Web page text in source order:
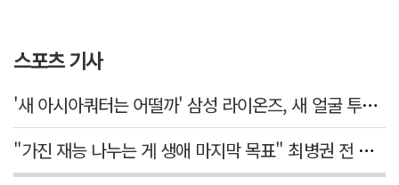
스포츠 기사
'새 아시아쿼터는 어떨까' 삼성 라이온즈, 새 얼굴 투수 미야모리 영입
"가진 재능 나누는 게 생애 마지막 목표" 최병권 전 대구체고 복싱 감독